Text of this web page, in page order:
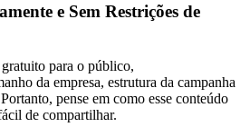
e Sem Restrições de
para o público,
da empresa, estrutura da campanha
pense em como esse conteúdo
de compartilhar.